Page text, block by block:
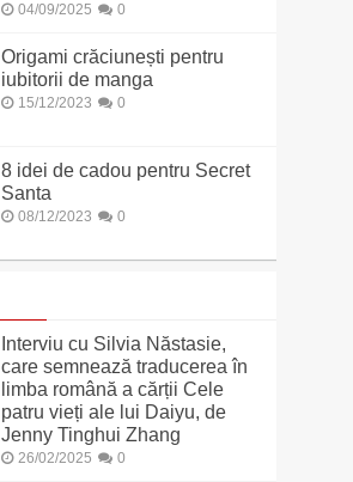
04/09/2025 0
Origami crăciunești pentru
iubitorii de manga
15/12/2023 0
8 idei de cadou pentru Secret
Santa
08/12/2023 0
Interviu cu Silvia Năstasie,
care semnează traducerea în
limba română a cărții Cele
patru vieți ale lui Daiyu, de
Jenny Tinghui Zhang
26/02/2025 0